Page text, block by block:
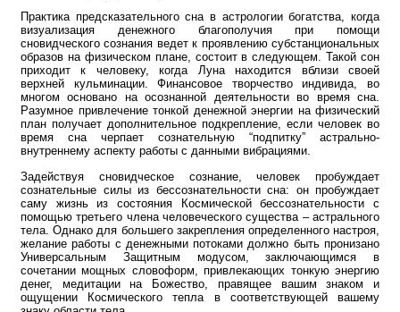
Практика предсказательного сна в астрологии богатства, когда
визуализация денежного благополучия при помощи
сновидческого сознания ведет к проявлению субстанциональных
образов на физическом плане, состоит в следующем. Такой сон
приходит к человеку, когда Луна находится вблизи своей
верхней кульминации. Финансовое творчество индивида, во
многом основано на осознанной деятельности во время сна.
Разумное привлечение тонкой денежной энергии на физический
план получает дополнительное подкрепление, если человек во
время сна черпает сознательную “подпитку” астрально-
внутреннему аспекту работы с данными вибрациями.
Задействуя сновидческое сознание, человек пробуждает
сознательные силы из бессознательности сна: он пробуждает
саму жизнь из состояния Космической бессознательности с
помощью третьего члена человеческого существа – астрального
тела. Однако для большего закрепления определенного настроя,
желание работы с денежными потоками должно быть пронизано
Универсальным Защитным модусом, заключающимся в
сочетании мощных словоформ, привлекающих тонкую энергию
денег, медитации на Божество, правящее вашим знаком и
ощущении Космического тепла в соответствующей вашему